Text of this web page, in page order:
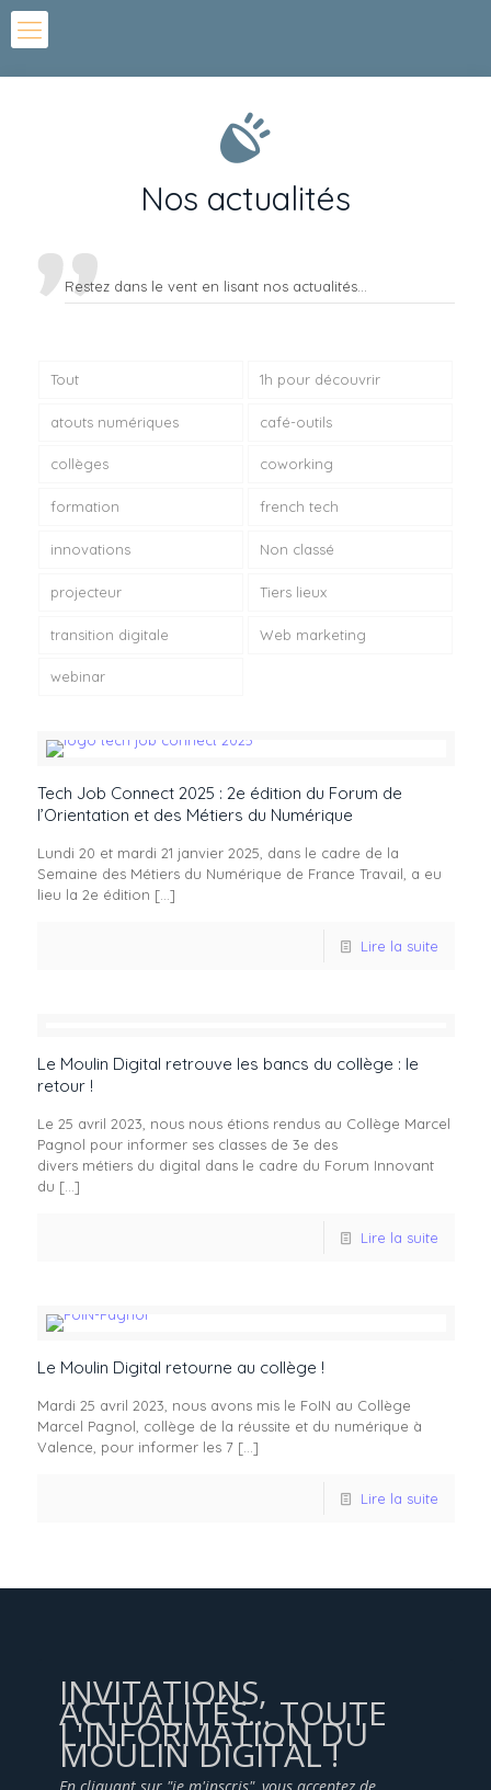
Nos actualités
Restez dans le vent en lisant nos actualités...
Tout 1h pour découvrir
atouts numériques café-outils
collèges coworking
formation french tech
innovations Non classé
projecteur Tiers lieux
transition digitale Web marketing
webinar
Tech Job Connect 2025 : 2e édition du Forum de
l’Orientation et des Métiers du Numérique
Lundi 20 et mardi 21 janvier 2025, dans le cadre de la
Semaine des Métiers du Numérique de France Travail, a eu
lieu la 2e édition […]
Lire la suite
Le Moulin Digital retrouve les bancs du collège : le
retour !
Le 25 avril 2023, nous nous étions rendus au Collège Marcel
Pagnol pour informer ses classes de 3e des
divers métiers du digital dans le cadre du Forum Innovant
du […]
Lire la suite
Le Moulin Digital retourne au collège !
Mardi 25 avril 2023, nous avons mis le FoIN au Collège
Marcel Pagnol, collège de la réussite et du numérique à
Valence, pour informer les 7[…]
Lire la suite
INVITATIONS,
ACTUALITÉS... TOUTE
L'INFORMATION DU
MOULIN DIGITAL !